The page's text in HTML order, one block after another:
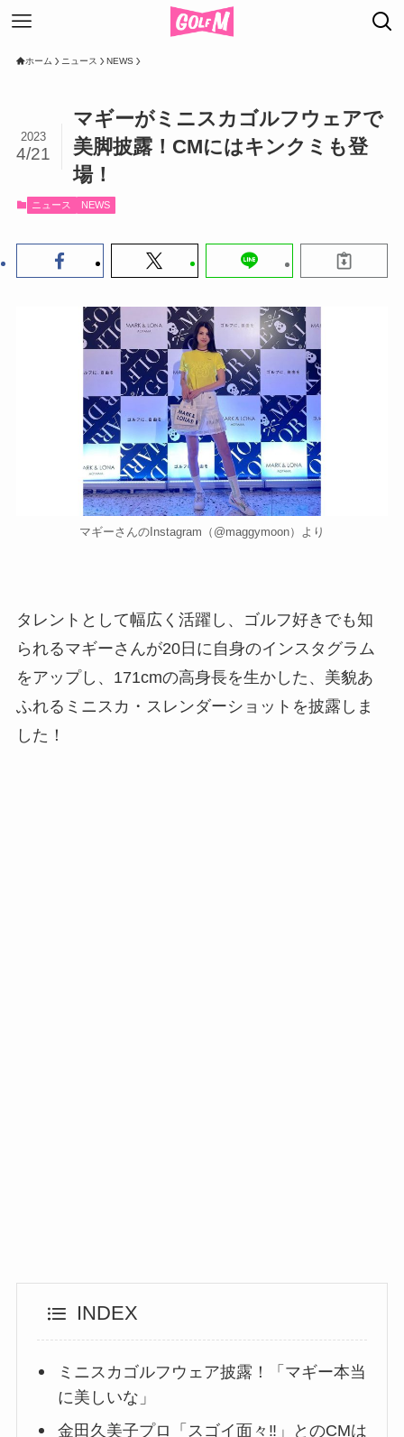
ホーム ニュース NEWS
マギーがミニスカゴルフウェアで
美脚披露！CMにはキンクミも登
場！
2023
4/21
ニュース NEWS
マギーさんのInstagram（@maggymoon）より
タレントとして幅広く活躍し、ゴルフ好きでも知
られるマギーさんが20日に自身のインスタグラム
をアップし、171cmの高身長を生かした、美貌あ
ふれるミニスカ・スレンダーショットを披露しま
した！
INDEX
ミニスカゴルフウェア披露！「マギー本当
に美しいな」
金田久美子プロ「スゴイ面々‼︎」とのCMは